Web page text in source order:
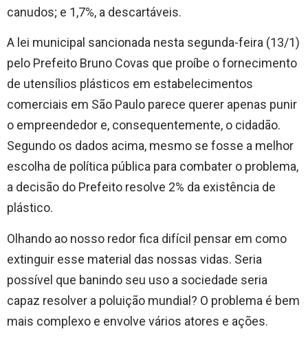
canudos; e 1,7%, a descartáveis.
A lei municipal sancionada nesta segunda-feira (13/1)
pelo Prefeito Bruno Covas que proíbe o fornecimento
de utensílios plásticos em estabelecimentos
comerciais em São Paulo parece querer apenas punir
o empreendedor e, consequentemente, o cidadão.
Segundo os dados acima, mesmo se fosse a melhor
escolha de política pública para combater o problema,
a decisão do Prefeito resolve 2% da existência de
plástico.
Olhando ao nosso redor fica difícil pensar em como
extinguir esse material das nossas vidas. Seria
possível que banindo seu uso a sociedade seria
capaz resolver a poluição mundial? O problema é bem
mais complexo e envolve vários atores e ações.